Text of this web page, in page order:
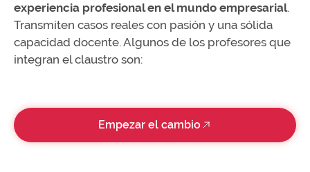
experiencia profesional en el mundo empresarial.
Transmiten casos reales con pasión y una sólida
capacidad docente. Algunos de los profesores que
integran el claustro son:
Empezar el cambio